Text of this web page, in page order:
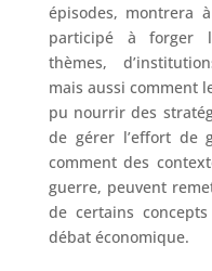
épisodes, montrera
participé à forger
thèmes,
mais aussi comment
pu nourrir des
de gérer l’effort de
comment des
guerre, peuvent
de certains
débat économique.